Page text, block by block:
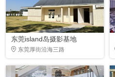
东莞island岛摄影基地
东莞厚街沿海三路